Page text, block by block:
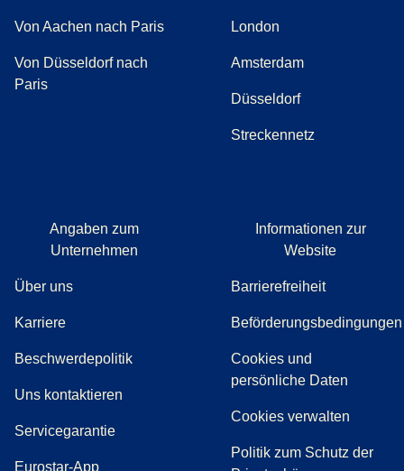
Von Aachen nach Paris
Von Düsseldorf nach
Paris
London
Amsterdam
Düsseldorf
Streckennetz
Angaben zum
Unternehmen
Über uns
Karriere
Beschwerdepolitik( Öffnet einen neuen Tab )
( öffnet eine PDF)
Uns kontaktieren
Servicegarantie
Eurostar-App
Informationen zur
Website
Barrierefreiheit
Beförderungsbedingungen
Cookies und
persönliche Daten
Cookies verwalten
Politik zum Schutz der